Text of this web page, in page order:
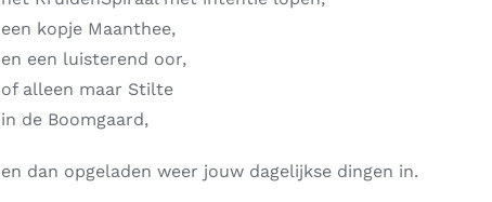
een kopje Maanthee,
en een luisterend oor,
of alleen maar Stilte
in de Boomgaard,
en dan opgeladen weer jouw dagelijkse dingen in.